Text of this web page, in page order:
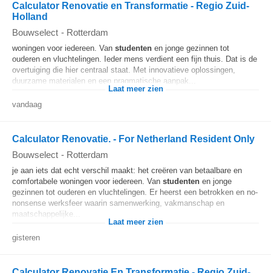
Calculator Renovatie en Transformatie - Regio Zuid-
Holland
Bouwselect - Rotterdam
woningen voor iedereen. Van studenten en jonge gezinnen tot
ouderen en vluchtelingen. Ieder mens verdient een fijn thuis. Dat is de
overtuiging die hier centraal staat. Met innovatieve oplossingen,
duurzame materialen en een pragmatische aanpak...
Laat meer zien
vandaag
Calculator Renovatie. - For Netherland Resident Only
Bouwselect - Rotterdam
je aan iets dat echt verschil maakt: het creëren van betaalbare en
comfortabele woningen voor iedereen. Van studenten en jonge
gezinnen tot ouderen en vluchtelingen. Er heerst een betrokken en no-
nonsense werksfeer waarin samenwerking, vakmanschap en
maatschappelijke...
Laat meer zien
gisteren